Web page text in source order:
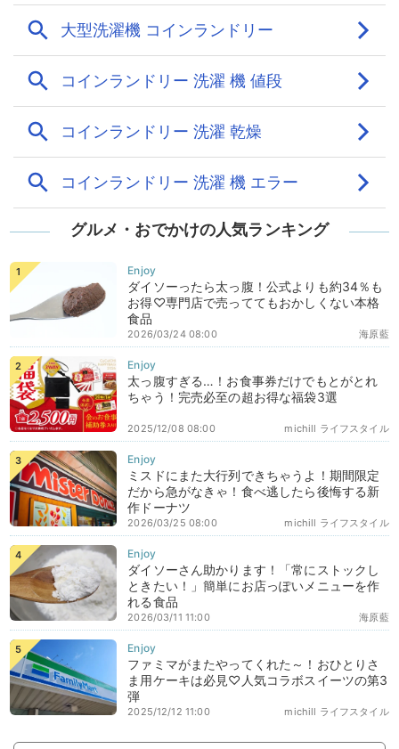
グルメ・おでかけの人気ランキング
ダイソーったら太っ腹！公式よりも約34％も
お得♡専門店で売っててもおかしくない本格
食品
海原藍
2026/03/24 08:00
太っ腹すぎる…！お食事券だけでもとがとれ
ちゃう！完売必至の超お得な福袋3選
michill ライフスタイル
2025/12/08 08:00
ミスドにまた大行列できちゃうよ！期間限定
だから急がなきゃ！食べ逃したら後悔する新
作ドーナツ
michill ライフスタイル
2026/03/25 08:00
ダイソーさん助かります！「常にストックし
ときたい！」簡単にお店っぽいメニューを作
れる食品
海原藍
2026/03/11 11:00
ファミマがまたやってくれた～！おひとりさ
ま用ケーキは必見♡人気コラボスイーツの第3
弾
michill ライフスタイル
2025/12/12 11:00